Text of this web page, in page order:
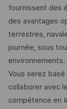
fournissent des
des avantages
terrestres,
journée, sous
environnements.
Vous serez
collaborer avec
compétence en